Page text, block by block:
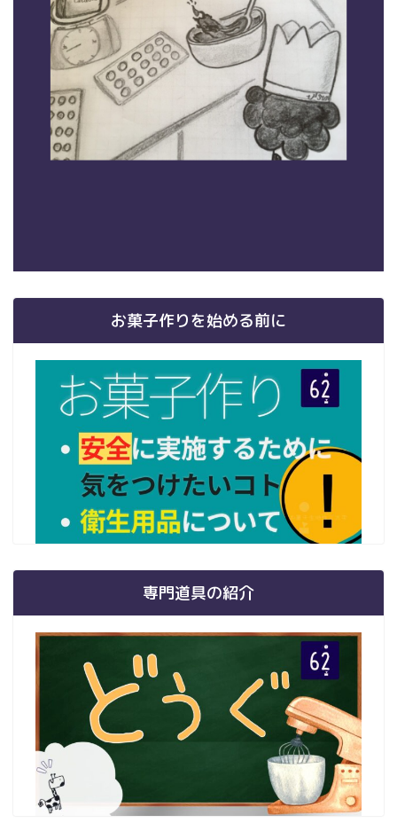
お菓子作りを始める前に
専門道具の紹介